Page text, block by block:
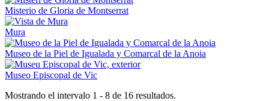
Misterio de Gloria de Montserrat
Mura
Museo de la Piel de Igualada y Comarcal de la Anoia
Museo Episcopal de Vic
Mostrando el intervalo 1 - 8 de 16 resultados.